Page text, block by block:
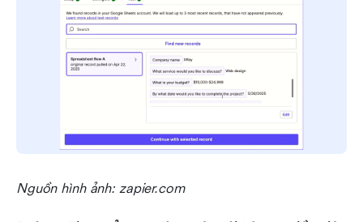
Nguồn hình ảnh: zapier.com